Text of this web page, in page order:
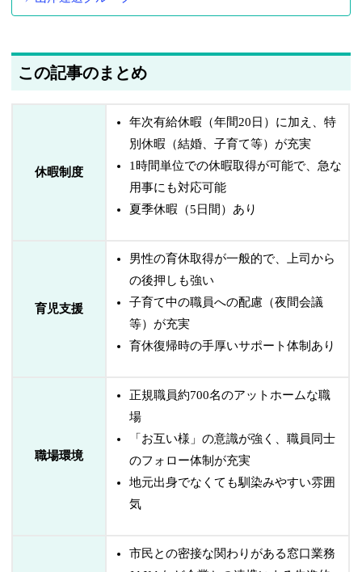
この記事のまとめ
休暇制度
年次有給休暇（年間20日）に加え、特
別休暇（結婚、子育て等）が充実
1時間単位での休暇取得が可能で、急な
用事にも対応可能
夏季休暇（5日間）あり
育児支援
男性の育休取得が一般的で、上司から
の後押しも強い
子育て中の職員への配慮（夜間会議
等）が充実
育休復帰時の手厚いサポート体制あり
職場環境
正規職員約700名のアットホームな職
場
「お互い様」の意識が強く、職員同士
のフォロー体制が充実
地元出身でなくても馴染みやすい雰囲
気
市民との密接な関わりがある窓口業務